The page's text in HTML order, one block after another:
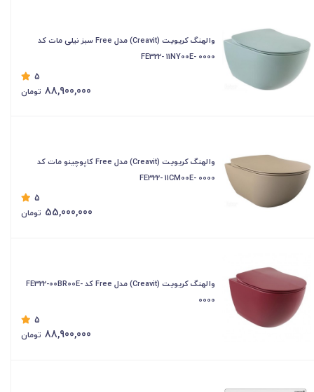
والهنگ کریویت (Creavit) مدل Free سبز نیلی مات کد
FE322- 11NY00E- 0000
5
88,900,000 تومان
والهنگ کریویت (Creavit) مدل Free کاپوچینو مات کد
FE322- 11CM00E- 0000
5
55,000,000 تومان
والهنگ کریویت (Creavit) مدل Free کد FE322-00BR00E-
0000
5
88,900,000 تومان